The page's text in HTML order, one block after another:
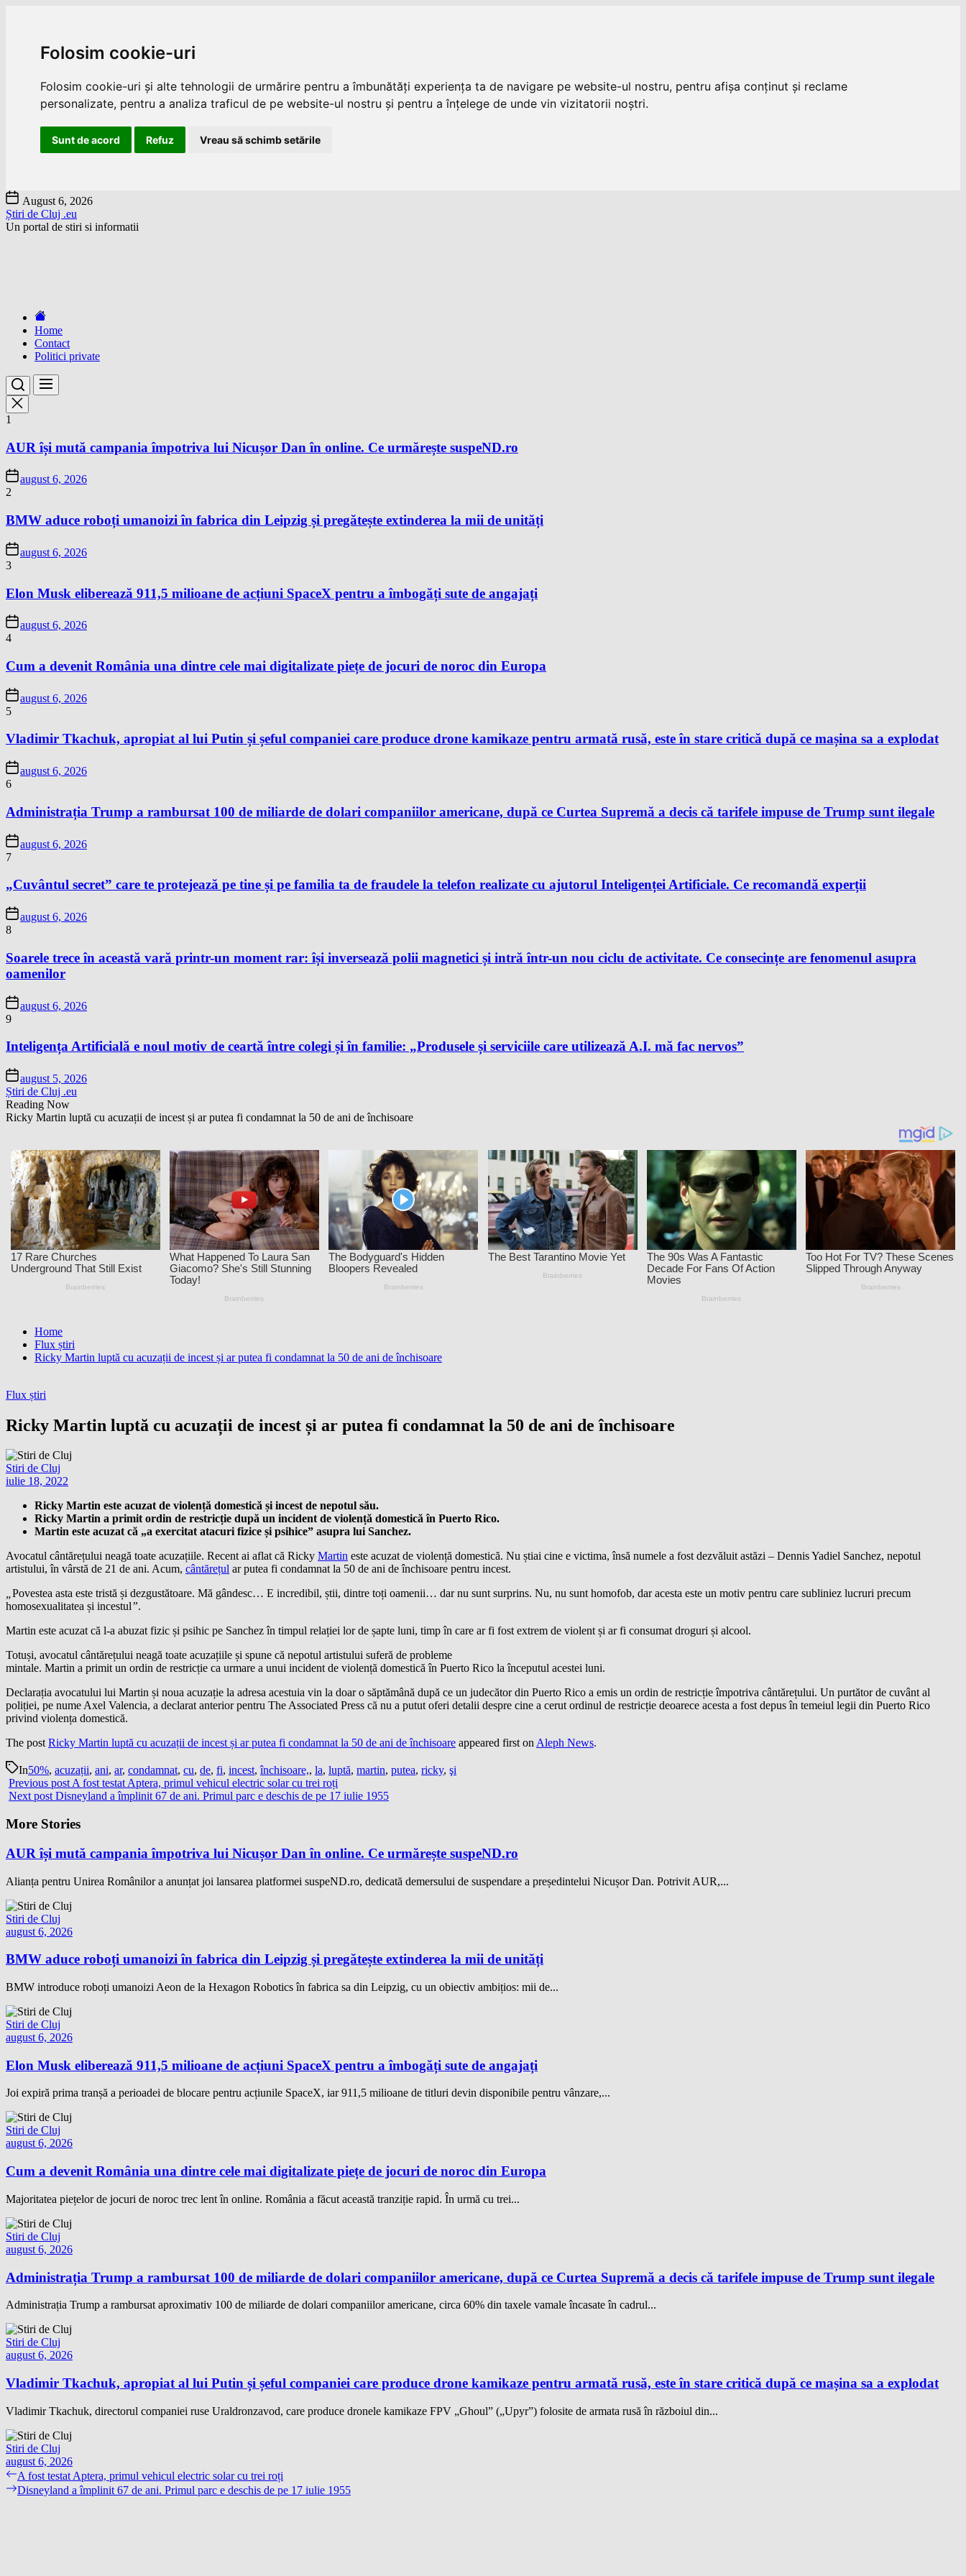
Folosim cookie-uri
Folosim cookie-uri și alte tehnologii de urmărire pentru a îmbunătăți experiența ta de navigare pe website-ul nostru, pentru afișa conținut și reclame
personalizate, pentru a analiza traficul de pe website-ul nostru și pentru a înțelege de unde vin vizitatorii noștri.
Sunt de acord Refuz Vreau să schimb setările
Skip
to
the
content
August 6, 2026
Știri de Cluj .eu
Un portal de stiri si informatii
Home
Contact
Politici private
1
AUR își mută campania împotriva lui Nicușor Dan în online. Ce urmărește suspeND.ro
august 6, 2026
2
BMW aduce roboți umanoizi în fabrica din Leipzig și pregătește extinderea la mii de unități
august 6, 2026
3
Elon Musk eliberează 911,5 milioane de acțiuni SpaceX pentru a îmbogăți sute de angajați
august 6, 2026
4
Cum a devenit România una dintre cele mai digitalizate piețe de jocuri de noroc din Europa
august 6, 2026
5
Vladimir Tkachuk, apropiat al lui Putin și șeful companiei care produce drone kamikaze pentru armată rusă, este în stare critică după ce mașina sa a explodat
august 6, 2026
6
Administrația Trump a rambursat 100 de miliarde de dolari companiilor americane, după ce Curtea Supremă a decis că tarifele impuse de Trump sunt ilegale
august 6, 2026
7
„Cuvântul secret” care te protejează pe tine și pe familia ta de fraudele la telefon realizate cu ajutorul Inteligenței Artificiale. Ce recomandă experții
august 6, 2026
8
Soarele trece în această vară printr-un moment rar: își inversează polii magnetici și intră într-un nou ciclu de activitate. Ce consecințe are fenomenul asupra
oamenilor
august 6, 2026
9
Inteligența Artificială e noul motiv de ceartă între colegi și în familie: „Produsele și serviciile care utilizează A.I. mă fac nervos”
august 5, 2026
Știri de Cluj .eu
Reading Now
Ricky Martin luptă cu acuzații de incest și ar putea fi condamnat la 50 de ani de închisoare
Home
Flux știri
Ricky Martin luptă cu acuzații de incest și ar putea fi condamnat la 50 de ani de închisoare
Flux știri
Ricky Martin luptă cu acuzații de incest și ar putea fi condamnat la 50 de ani de închisoare
Stiri de Cluj
iulie 18, 2022
Ricky Martin este acuzat de violență domestică și incest de nepotul său.
Ricky Martin a primit ordin de restricție după un incident de violență domestică în Puerto Rico.
Martin este acuzat că „a exercitat atacuri fizice și psihice” asupra lui Sanchez.
Avocatul cântărețului neagă toate acuzațiile. Recent ai aflat că Ricky Martin este acuzat de violență domestică. Nu știai cine e victima, însă numele a fost dezvăluit astăzi – Dennis Yadiel Sanchez, nepotul
artistului, în vârstă de 21 de ani. Acum, cântărețul ar putea fi condamnat la 50 de ani de închisoare pentru incest.
„Povestea asta este tristă și dezgustătoare. Mă gândesc… E incredibil, știi, dintre toți oamenii… dar nu sunt surprins. Nu, nu sunt homofob, dar acesta este un motiv pentru care subliniez lucruri precum
homosexualitatea și incestul”.
Martin este acuzat că l-a abuzat fizic și psihic pe Sanchez în timpul relației lor de șapte luni, timp în care ar fi fost extrem de violent și ar fi consumat droguri și alcool.
Totuși, avocatul cântărețului neagă toate acuzațiile și spune că nepotul artistului suferă de probleme
mintale. Martin a primit un ordin de restricție ca urmare a unui incident de violență domestică în Puerto Rico la începutul acestei luni.
Declarația avocatului lui Martin și noua acuzație la adresa acestuia vin la doar o săptămână după ce un judecător din Puerto Rico a emis un ordin de restricție împotriva cântărețului. Un purtător de cuvânt al
poliției, pe nume Axel Valencia, a declarat anterior pentru The Associated Press că nu a putut oferi detalii despre cine a cerut ordinul de restricție deoarece acesta a fost depus în temeiul legii din Puerto Rico
privind violența domestică.
The postRicky Martin luptă cu acuzații de incest și ar putea fi condamnat la 50 de ani de închisoare appeared first onAleph News.
In50%, acuzații, ani, ar, condamnat, cu, de, fi, incest,închisoare,, la, luptă, martin, putea, ricky, şi
Previous postA fost testat Aptera, primul vehicul electric solar cu trei roți
Next post Disneyland a împlinit 67 de ani. Primul parc e deschis de pe 17 iulie 1955
More Stories
AUR își mută campania împotriva lui Nicușor Dan în online. Ce urmărește suspeND.ro
Alianța pentru Unirea Românilor a anunțat joi lansarea platformei suspeND.ro, dedicată demersului de suspendare a președintelui Nicușor Dan. Potrivit AUR,...
Stiri de Cluj
august 6, 2026
BMW aduce roboți umanoizi în fabrica din Leipzig și pregătește extinderea la mii de unități
BMW introduce roboți umanoizi Aeon de la Hexagon Robotics în fabrica sa din Leipzig, cu un obiectiv ambițios: mii de...
Stiri de Cluj
august 6, 2026
Elon Musk eliberează 911,5 milioane de acțiuni SpaceX pentru a îmbogăți sute de angajați
Joi expiră prima tranșă a perioadei de blocare pentru acțiunile SpaceX, iar 911,5 milioane de titluri devin disponibile pentru vânzare,...
Stiri de Cluj
august 6, 2026
Cum a devenit România una dintre cele mai digitalizate piețe de jocuri de noroc din Europa
Majoritatea piețelor de jocuri de noroc trec lent în online. România a făcut această tranziție rapid. În urmă cu trei...
Stiri de Cluj
august 6, 2026
Administrația Trump a rambursat 100 de miliarde de dolari companiilor americane, după ce Curtea Supremă a decis că tarifele impuse de Trump sunt ilegale
Administrația Trump a rambursat aproximativ 100 de miliarde de dolari companiilor americane, circa 60% din taxele vamale încasate în cadrul...
Stiri de Cluj
august 6, 2026
Vladimir Tkachuk, apropiat al lui Putin și șeful companiei care produce drone kamikaze pentru armată rusă, este în stare critică după ce mașina sa a explodat
Vladimir Tkachuk, directorul companiei ruse Uraldronzavod, care produce dronele kamikaze FPV „Ghoul” („Upyr”) folosite de armata rusă în războiul din...
Stiri de Cluj
august 6, 2026
Navigare
în
Previous
post:
A fost testat Aptera, primul vehicul electric solar cu trei roți
Next
Disneyland a împlinit 67 de ani. Primul parc e deschis de pe 17 iulie 1955